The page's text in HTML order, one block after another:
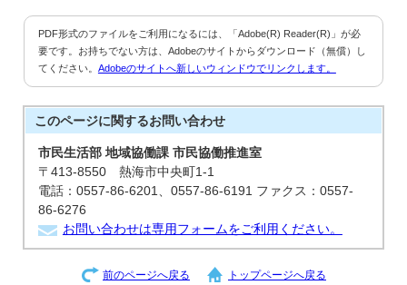
PDF形式のファイルをご利用になるには、「Adobe(R) Reader(R)」が必
要です。お持ちでない方は、Adobeのサイトからダウンロード（無償）し
てください。 Adobeのサイトへ新しいウィンドウでリンクします。
このページに関するお問い合わせ
市民生活部 地域協働課 市民協働推進室
〒413-8550 熱海市中央町1-1
電話：0557-86-6201、0557-86-6191 ファクス：0557-
86-6276
お問い合わせは専用フォームをご利用ください。
前のページへ戻る トップページへ戻る